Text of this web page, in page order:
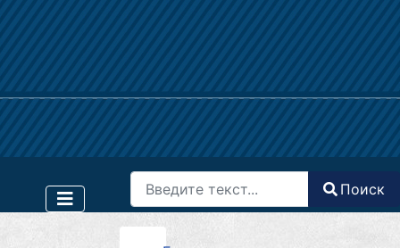
Поиск
Type 2 or more characters for results.
Поиск